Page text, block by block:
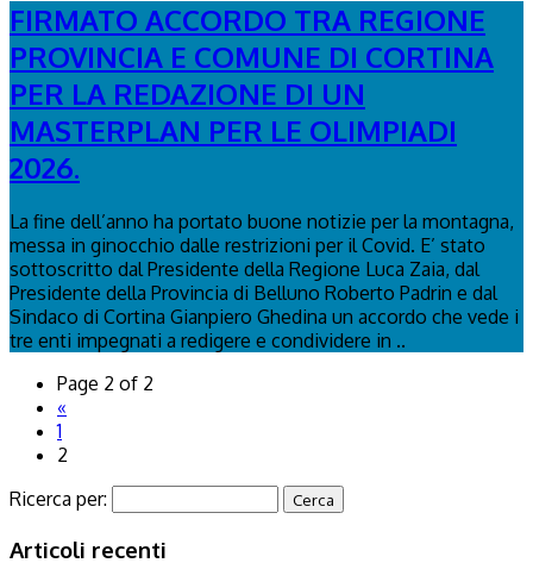
FIRMATO ACCORDO TRA REGIONE
PROVINCIA E COMUNE DI CORTINA
PER LA REDAZIONE DI UN
MASTERPLAN PER LE OLIMPIADI
2026.
La fine dell’anno ha portato buone notizie per la montagna,
messa in ginocchio dalle restrizioni per il Covid. E’ stato
sottoscritto dal Presidente della Regione Luca Zaia, dal
Presidente della Provincia di Belluno Roberto Padrin e dal
Sindaco di Cortina Gianpiero Ghedina un accordo che vede i
tre enti impegnati a redigere e condividere in ..
Page 2 of 2
«
1
2
Ricerca per:
Articoli recenti